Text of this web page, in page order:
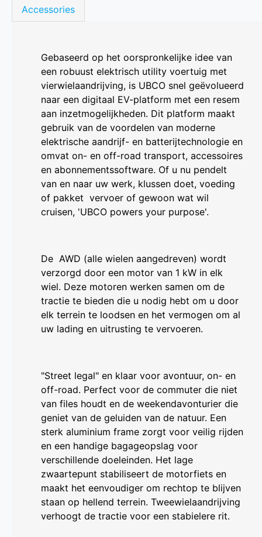
Accessories
Gebaseerd op het oorspronkelijke idee van
een robuust elektrisch utility voertuig met
vierwielaandrijving, is UBCO snel geëvolueerd
naar een digitaal EV-platform met een resem
aan inzetmogelijkheden. Dit platform maakt
gebruik van de voordelen van moderne
elektrische aandrijf- en batterijtechnologie en
omvat on- en off-road transport, accessoires
en abonnementssoftware. Of u nu pendelt
van en naar uw werk, klussen doet, voeding
of pakket vervoer of gewoon wat wil
cruisen, 'UBCO powers your purpose'.
De AWD (alle wielen aangedreven) wordt
verzorgd door een motor van 1 kW in elk
wiel. Deze motoren werken samen om de
tractie te bieden die u nodig hebt om u door
elk terrein te loodsen en het vermogen om al
uw lading en uitrusting te vervoeren.
"Street legal" en klaar voor avontuur, on- en
off-road. Perfect voor de commuter die niet
van files houdt en de weekendavonturier die
geniet van de geluiden van de natuur. Een
sterk aluminium frame zorgt voor veilig rijden
en een handige bagageopslag voor
verschillende doeleinden. Het lage
zwaartepunt stabiliseert de motorfiets en
maakt het eenvoudiger om rechtop te blijven
staan op hellend terrein. Tweewielaandrijving
verhoogt de tractie voor een stabielere rit.